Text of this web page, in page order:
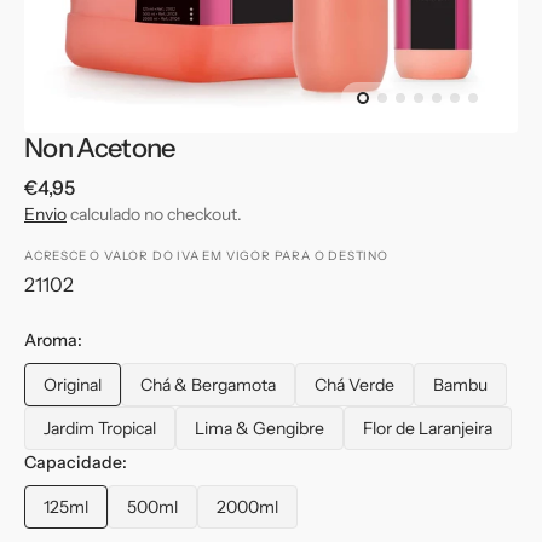
galeria
Non Acetone
Preço
normal
€4,95
Enviocalculado no checkout.
ACRESCE O VALOR DO IVA EM VIGOR PARA O DESTINO
Translation
pt-
PT.products.product.sku:
21102
Aroma:
Original
Variante
esgotada
indisponível
Chá & Bergamota
Variante
esgotada
Chá Verde
Variante
esgotada
BambuVariante
esgotada
Jardim Tropical
Variante
esgotada
ou
indisponível
Lima & Gengibre
Variante
indisponível
Flor de Laranjeira
Variante
Capacidade:
125mlVariante 500mlVariante
2000ml
Variante